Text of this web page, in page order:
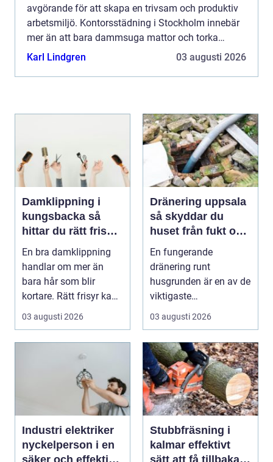
avgörande för att skapa en trivsam och produktiv
arbetsmiljö. Kontorsstädning i Stockholm innebär
mer än att bara dammsuga mattor och torka
damm. Det handla...
Karl Lindgren 03 augusti 2026
Damklippning i
kungsbacka så
hittar du rätt frisör
och stil
En bra damklippning
handlar om mer än
bara hår som blir
kortare. Rätt frisyr kan
förstärka ansiktsfo...
03 augusti 2026
Dränering uppsala
så skyddar du
huset från fukt och
mögel
En fungerande
dränering runt
husgrunden är en av de
viktigaste
förutsättningarna för
ett friskt hus....
03 augusti 2026
Industri elektriker
nyckelperson i en
säker och effektiv
Stubbfräsning i
kalmar effektivt
sätt att få tillbaka